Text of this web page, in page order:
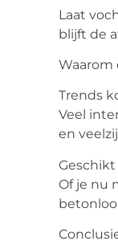
Laat
blijft de
Waarom
Trends
Veel
en
Geschikt
Of je nu